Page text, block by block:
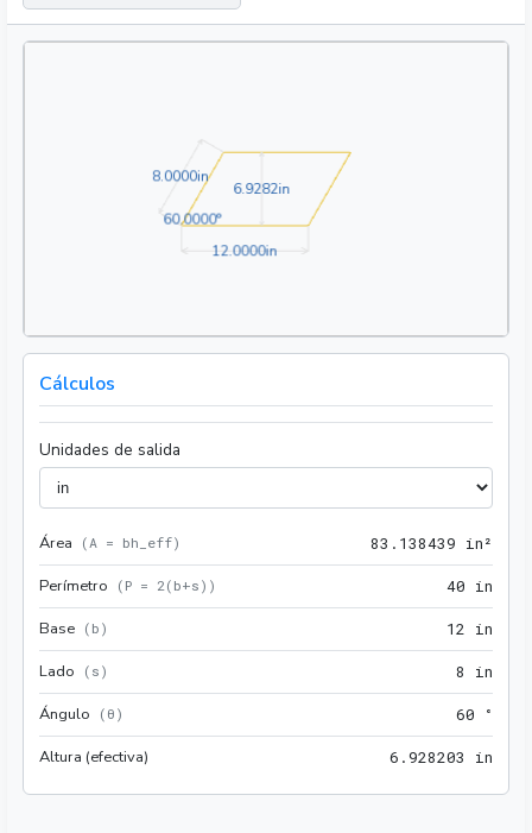
12.0000in12.0000in
8.0000in8.0000in
6.9282in6.9282in
60.0000°60.0000°
Cálculos
Unidades de salida
Área (A = bh_eff) 83 . 138439 in²
Perímetro ( P = 2(b+s) ) 40 in
Base ( b ) 12 in
Lado ( s ) 8 in
Ángulo ( θ ) 60 °
Altura (efectiva) 6 .928203 in